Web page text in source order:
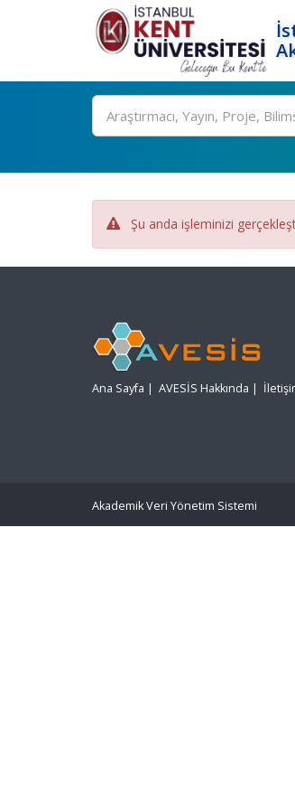
Ara
Şu anda işleminizi
Ana Sayfa | AVESİS Hakkında |
Akademik Veri Yönetim Sistemi